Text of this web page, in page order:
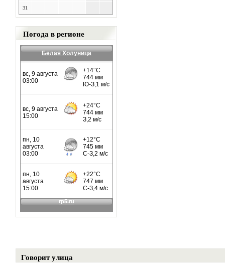
31
Погода в регионе
Белая Холуница
Говорит улица